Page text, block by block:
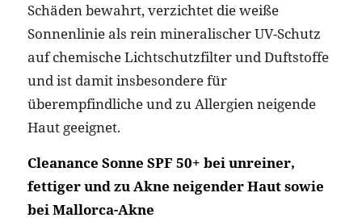
Schäden bewahrt, verzichtet die weiße
Sonnenlinie als rein mineralischer UV-Schutz
auf chemische Lichtschutzfilter und Duftstoffe
und ist damit insbesondere für
überempfindliche und zu Allergien neigende
Haut geeignet.
Cleanance Sonne SPF 50+ bei unreiner,
fettiger und zu Akne neigender Haut sowie
bei Mallorca-Akne